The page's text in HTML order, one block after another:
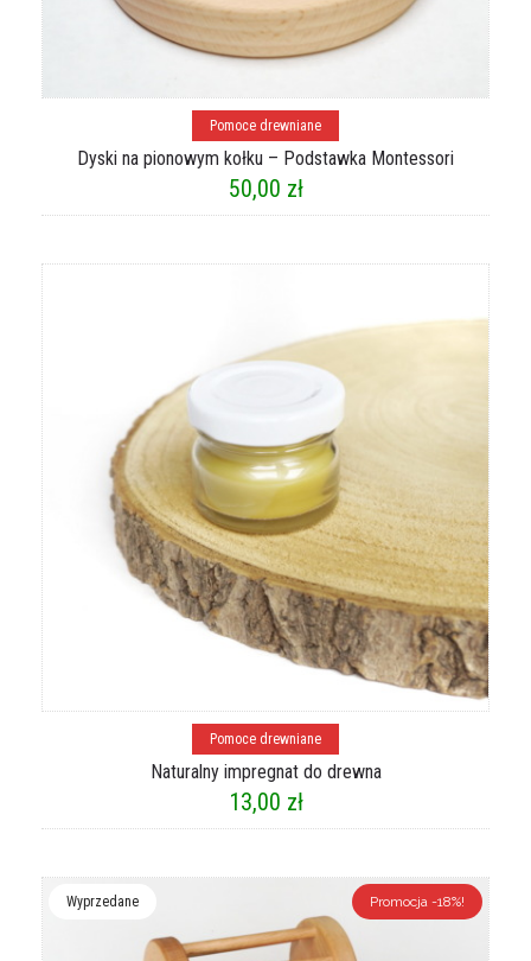
Dodaj do koszyka
Pomoce drewniane
Dyski na pionowym kołku – Podstawka Montessori
50,00 zł
Dodaj do koszyka
Pomoce drewniane
Naturalny impregnat do drewna
13,00 zł
Promocja -18%!
Wyprzedane